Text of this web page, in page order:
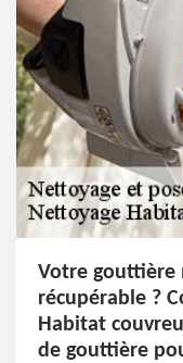
Votre gouttière
récupérable ?
Habitat
de gouttière